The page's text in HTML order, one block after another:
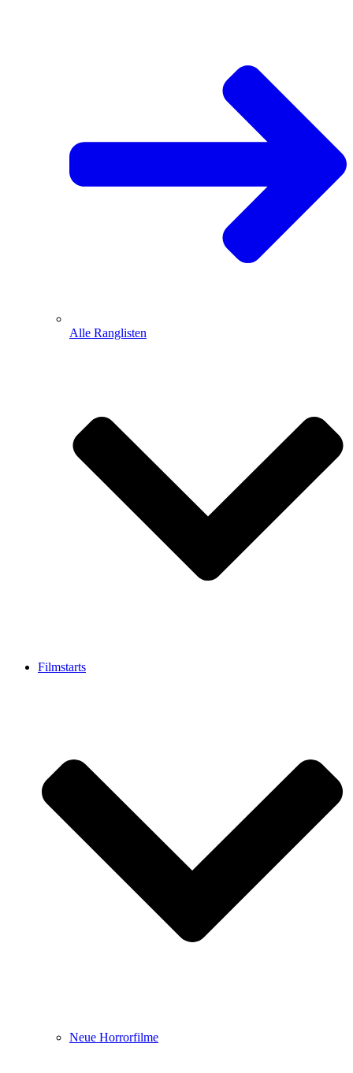
Alle Ranglisten
Filmstarts
Neue Horrorfilme